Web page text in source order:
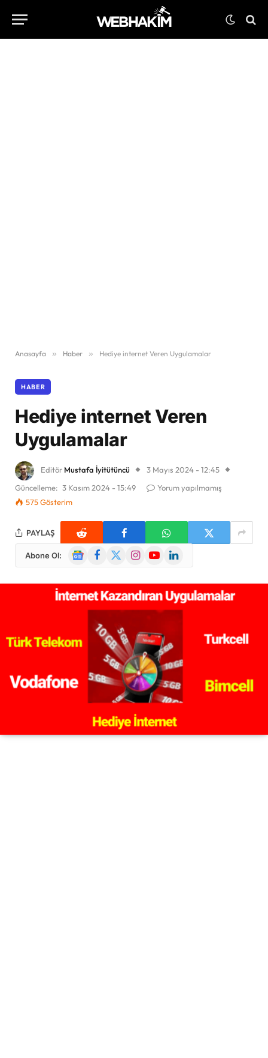
Anasayfa » Haber » Hediye internet Veren Uygulamalar
HABER
Hediye internet Veren
Uygulamalar
Editör Mustafa İyitütüncü
3 Mayıs 2024 - 12:45
Güncelleme: 3 Kasım 2024 - 15:49
Yorum yapılmamış
575Gösterim
PAYLAŞ
Abone Ol:
GoogleFacebook
X
InstagramYouTubeLinkedIn